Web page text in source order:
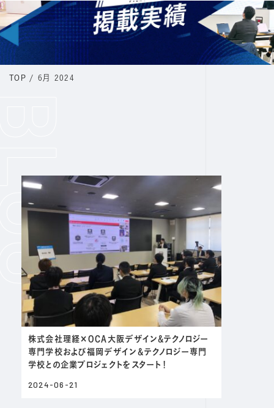
TOP / 6月 2024
株式会社理経×OCA大阪デザイン&テクノロジー
専門学校および福岡デザイン＆テクノロジー専門
学校との企業プロジェクトをスタート！
2024-06-21